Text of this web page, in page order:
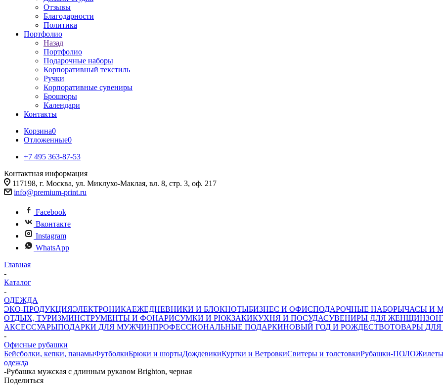
Отзывы
Благодарности
Политика
Портфолио
Назад
Портфолио
Подарочные наборы
Корпоративный текстиль
Ручки
Корпоративные сувениры
Брошюры
Календари
Контакты
Корзина0
Отложенные0
+7 495 363-87-53
Контактная информация
117198, г. Москва, ул. Миклухо-Маклая, вл. 8, стр. 3, оф. 217
info@premium-print.ru
Facebook
Вконтакте
Instagram
WhatsApp
Главная
-
Каталог
-
ОДЕЖДА
ЭКО-ПРОДУКЦИЯЭЛЕКТРОНИКАЕЖЕДНЕВНИКИ И БЛОКНОТЫБИЗНЕС И ОФИСПОДАРОЧНЫЕ НАБОРЫЧАСЫ И
ОТДЫХ, ТУРИЗМИНСТРУМЕНТЫ И ФОНАРИСУМКИ И РЮКЗАКИКУХНЯ И ПОСУДАСУВЕНИРЫ ДЛЯ ЖЕНЩИН
АКСЕССУАРЫПОДАРКИ ДЛЯ МУЖЧИНПРОФЕССИОНАЛЬНЫЕ ПОДАРКИНОВЫЙ ГОД И РОЖДЕСТВОТОВАРЫ ДЛЯ
-
Офисные рубашки
Бейсболки, кепки, панамыФутболкиБрюки и шортыДождевикиКуртки и ВетровкиСвитеры и толстовкиРубашки-ПОЛОЖилеты
одежда
-Рубашка мужская с длинным рукавом Brighton, черная
Поделиться